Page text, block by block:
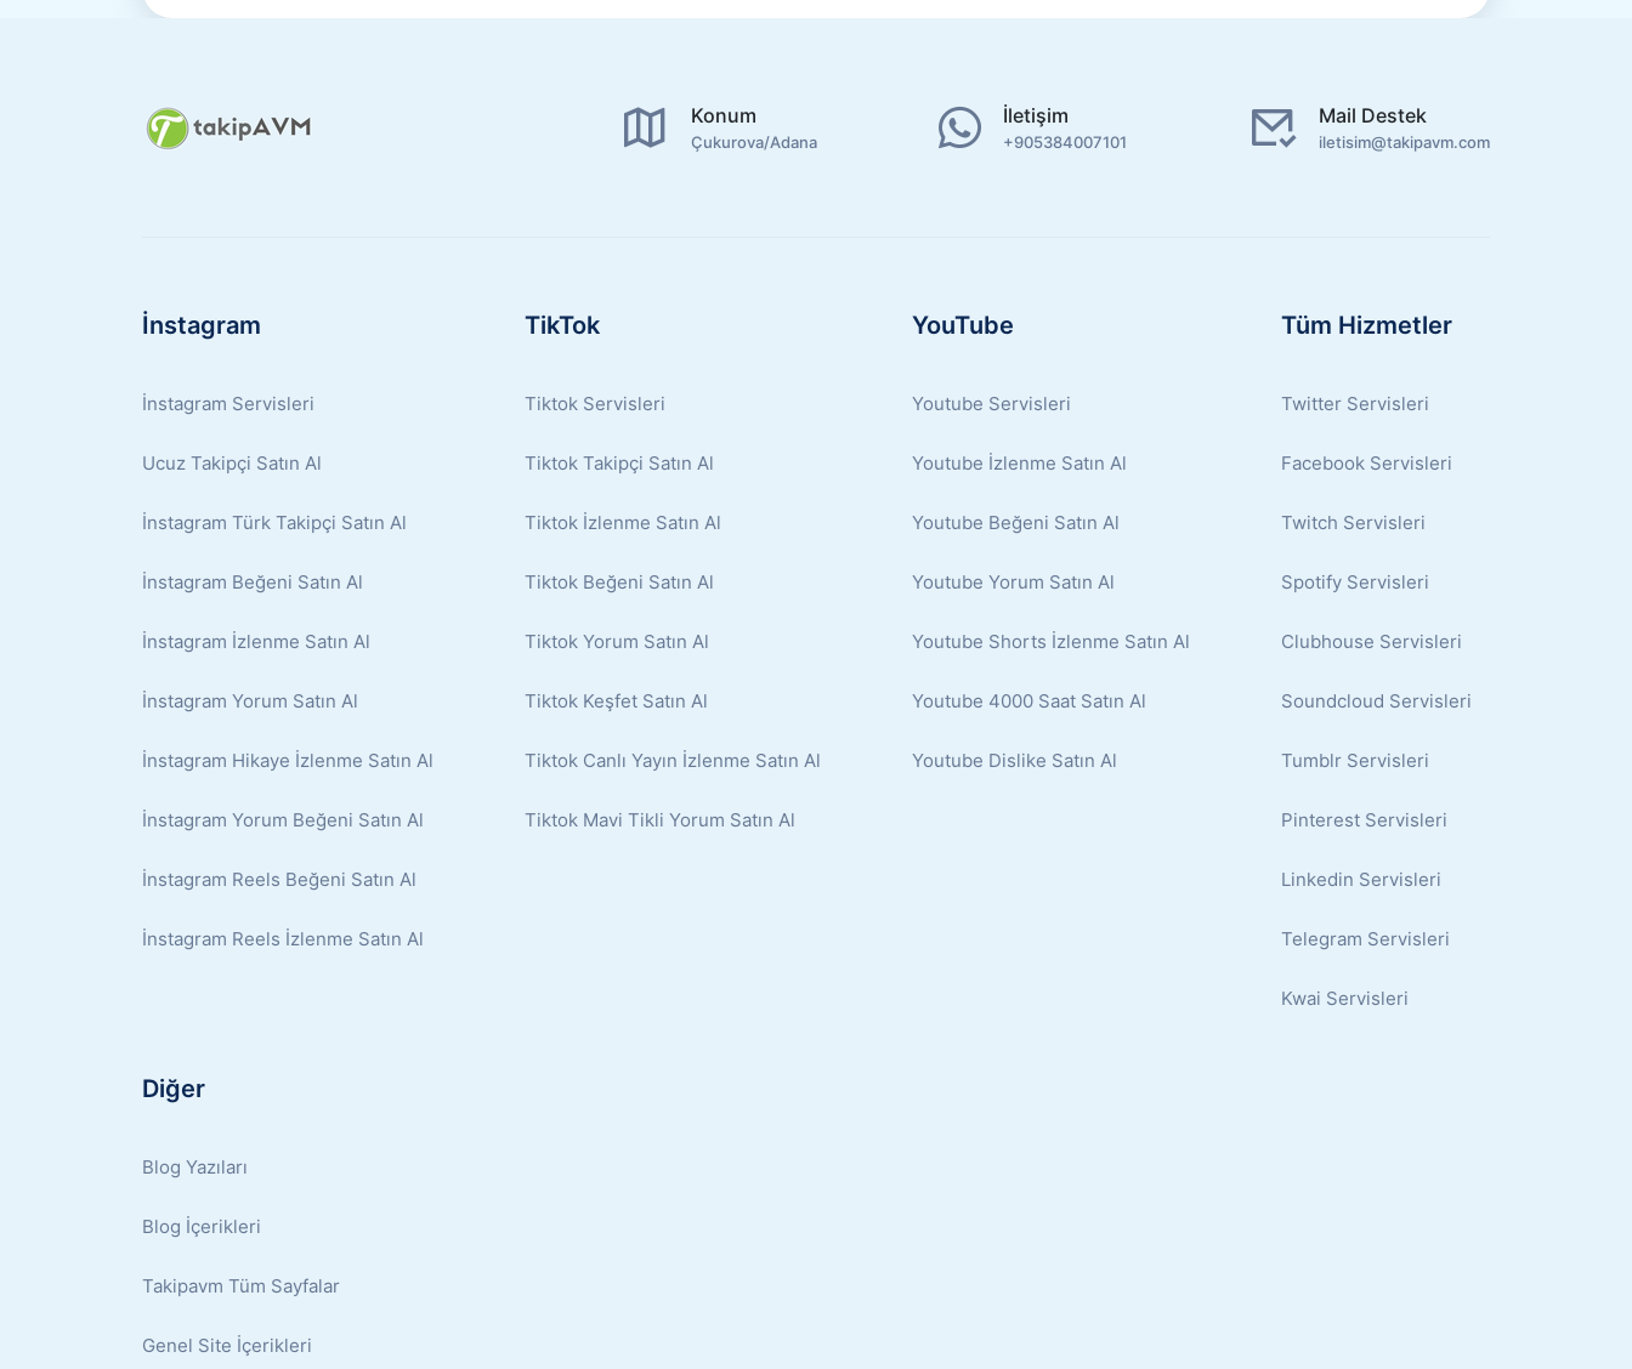
Konum
Çukurova/Adana
İletişim
+905384007101
Mail Destek
iletisim@takipavm.com
İnstagram
İnstagram Servisleri
Ucuz Takipçi Satın Al
İnstagram Türk Takipçi Satın Al
İnstagram Beğeni Satın Al
İnstagram İzlenme Satın Al
İnstagram Yorum Satın Al
İnstagram Hikaye İzlenme Satın Al
İnstagram Yorum Beğeni Satın Al
İnstagram Reels Beğeni Satın Al
İnstagram Reels İzlenme Satın Al
TikTok
Tiktok Servisleri
Tiktok Takipçi Satın Al
Tiktok İzlenme Satın Al
Tiktok Beğeni Satın Al
Tiktok Yorum Satın Al
Tiktok Keşfet Satın Al
Tiktok Canlı Yayın İzlenme Satın Al
Tiktok Mavi Tikli Yorum Satın Al
YouTube
Youtube Servisleri
Youtube İzlenme Satın Al
Youtube Beğeni Satın Al
Youtube Yorum Satın Al
Youtube Shorts İzlenme Satın Al
Youtube 4000 Saat Satın Al
Youtube Dislike Satın Al
Tüm Hizmetler
Twitter Servisleri
Facebook Servisleri
Twitch Servisleri
Spotify Servisleri
Clubhouse Servisleri
Soundcloud Servisleri
Tumblr Servisleri
Pinterest Servisleri
Linkedin Servisleri
Telegram Servisleri
Kwai Servisleri
Diğer
Blog Yazıları
Blog İçerikleri
Takipavm Tüm Sayfalar
Genel Site İçerikleri